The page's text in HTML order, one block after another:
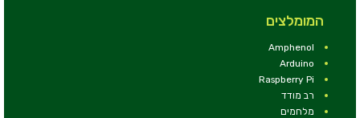
המומלצים
Amphenol
Arduino
Raspberry Pi
רב מודד
מלחמים